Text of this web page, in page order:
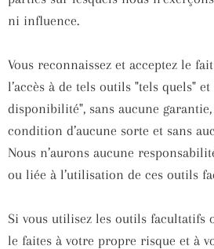
ni influence.
Vous reconnaissez et acceptez le
l’accès à de tels outils "tels quels"
disponibilité", sans aucune
condition d’aucune sorte et sans
Nous n’aurons aucune
ou liée à l’utilisation de ces outils
Si vous utilisez les outils facultatifs
le faites à votre propre risque et à